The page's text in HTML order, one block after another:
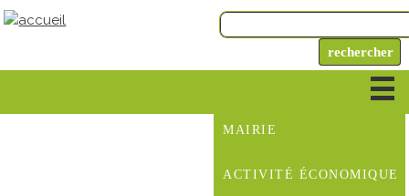
MAIRIE
ACTIVITÉ ÉCONOMIQUE